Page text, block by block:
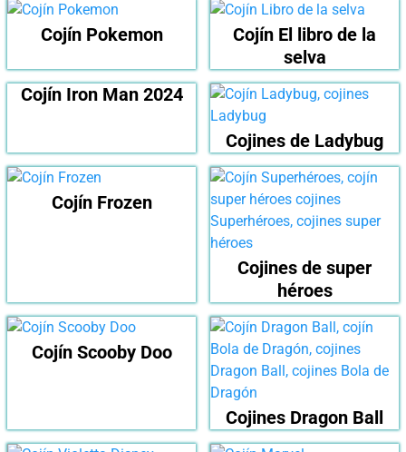
Cojín Pokemon
Cojín El libro de la
selva
Cojín Iron Man 2024
Cojines de Ladybug
Cojín Frozen
Cojines de super
héroes
Cojín Scooby Doo
Cojines Dragon Ball